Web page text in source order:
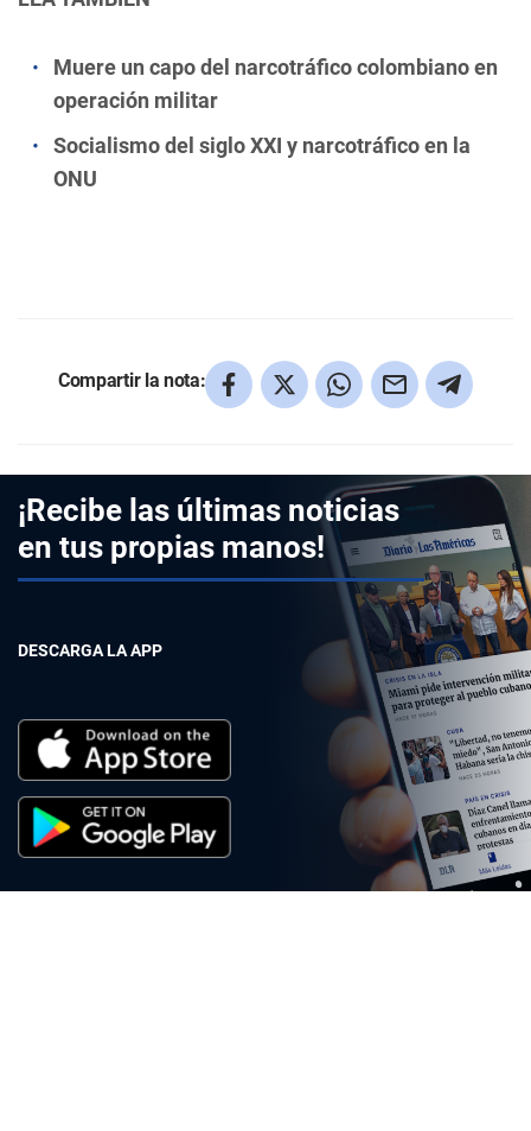
Muere un capo del narcotráfico colombiano en
operación militar
Socialismo del siglo XXI y narcotráfico en la
ONU
Compartir la nota:
¡Recibe las últimas noticias
en tus propias manos!
DESCARGA LA APP